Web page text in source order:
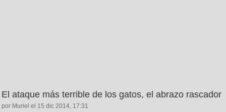
El ataque más terrible de los gatos, el abrazo rascador
por Muriel el 15 dic 2014, 17:31